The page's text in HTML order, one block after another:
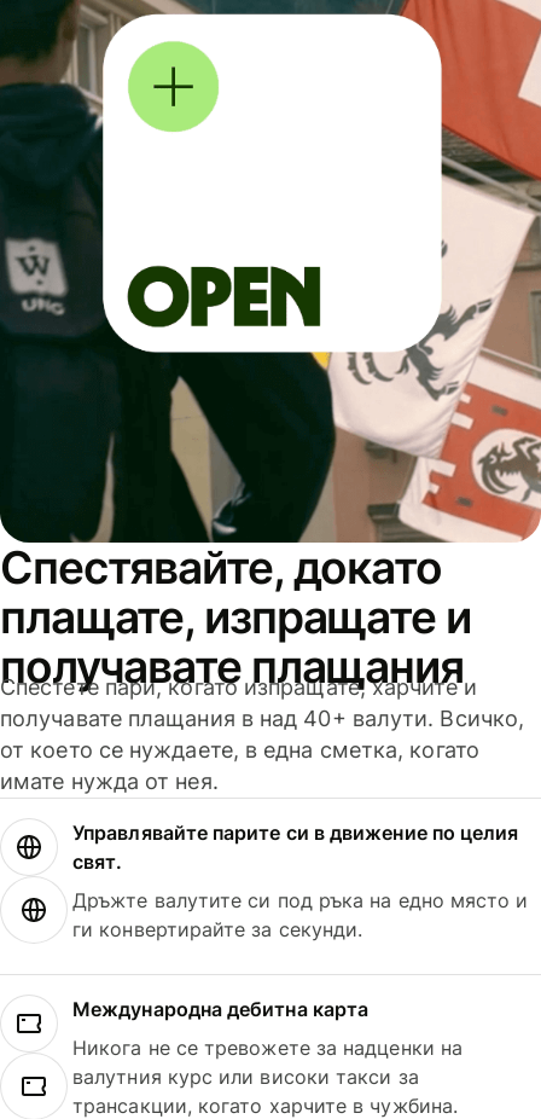
Спестявайте, докато
плащате, изпращате и
получавате плащания
Спестете пари, когато изпращате, харчите и
получавате плащания в над 40+ валути. Всичко,
от което се нуждаете, в една сметка, когато
имате нужда от нея.
Управлявайте парите си в движение по целия
свят.
Дръжте валутите си под ръка на едно място и
ги конвертирайте за секунди.
Международна дебитна карта
Никога не се тревожете за надценки на
валутния курс или високи такси за
трансакции, когато харчите в чужбина.